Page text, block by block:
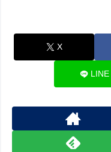
X
LINE